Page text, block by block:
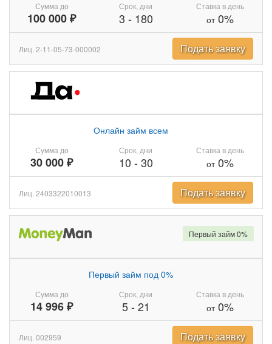
Сумма до
100 000 ₽
Срок, дни
3 - 180
Ставка в день
от0%
Лиц. 2-11-05-73-000002 Подать заявку
Сумма до
30 000 ₽
Онлайн займ всем
Срок, дни
10 - 30
Ставка в день
от0%
Лиц. 2403322010013 Подать заявку
Сумма до
14 996 ₽
Первый займ под 0%
Срок, дни
5- 21
Ставка в день
от0%
Первый займ 0%
Лиц. 002959 Подать заявку